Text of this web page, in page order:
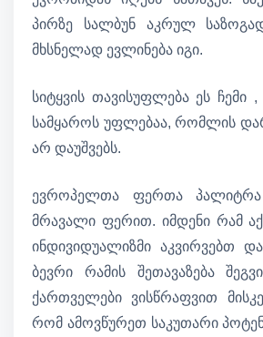
პირზე სალბუნ აკრულ
მხსნელად ევლინება იგი.
სიტყვის თავისუფლება ეს ჩემი
სამყაროს უფლებაა, რომლის
არ დაუშვებს.
ევროპელთა ფერთა
მრავალი ფერით. იმდენი რამ
ინდივიდუალიზმი აკვირვებთ
ბევრი რამის შეთავაზება
ქართველები ვისწრაფვით
რომ ამოვწურეთ საკუთარი